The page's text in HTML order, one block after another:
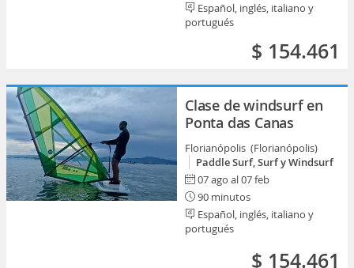
Español, inglés, italiano y
portugués
$ 154.461
Clase de windsurf en
Ponta das Canas
Florianópolis (Florianópolis)
Paddle Surf, Surf y Windsurf
07 ago al 07 feb
90 minutos
Español, inglés, italiano y
portugués
$ 154.461